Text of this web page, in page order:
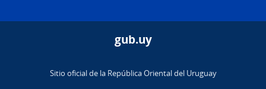
gub.uy
Sitio oficial de la República Oriental del Uruguay